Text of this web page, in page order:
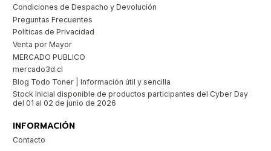
Condiciones de Despacho y Devolución
Preguntas Frecuentes
Políticas de Privacidad
Venta por Mayor
MERCADO PUBLICO
mercado3d.cl
Blog Todo Toner | Información útil y sencilla
Stock inicial disponible de productos participantes del Cyber Day
del 01 al 02 de junio de 2026
INFORMACIÓN
Contacto